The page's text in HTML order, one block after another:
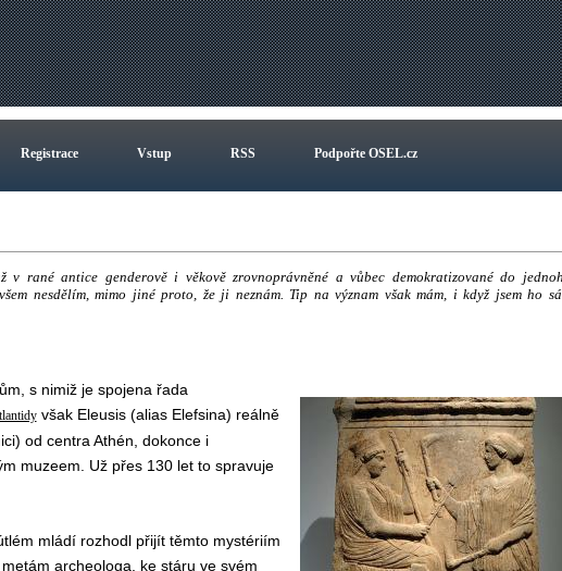
Registrace Vstup RSS Podpořte OSEL.cz
rané antice genderově i věkově zrovnoprávněné a vůbec demokratizované do
nesdělím, mimo jiné proto, že ji neznám. Tip na význam však mám, i když jsem ho
s nimiž je spojena řada
však Eleusis (alias Elefsina) reálně
od centra Athén, dokonce i
muzeem. Už přes 130 let to spravuje
mládí rozhodl přijít těmto mystériím
archeologa, ke stáru ve svém